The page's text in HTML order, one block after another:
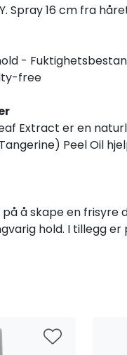
Spray 16 cm fra
-
free
Extract er en
Peel Oil
å skape en frisyre
hold. I tillegg